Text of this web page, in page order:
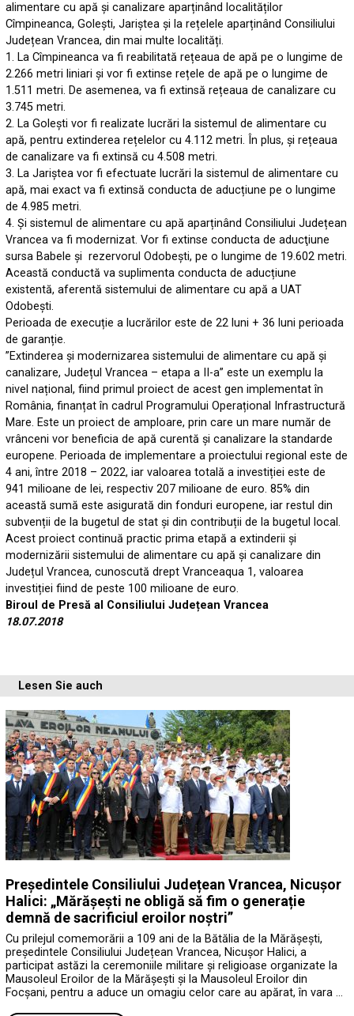
alimentare cu apă și canalizare aparținând localităților
Cîmpineanca, Golești, Jariștea și la rețelele aparținând Consiliului
Județean Vrancea, din mai multe localități.
1. La Cîmpineanca va fi reabilitată rețeaua de apă pe o lungime de
2.266 metri liniari și vor fi extinse rețele de apă pe o lungime de
1.511 metri. De asemenea, va fi extinsă rețeaua de canalizare cu
3.745 metri.
2. La Golești vor fi realizate lucrări la sistemul de alimentare cu
apă, pentru extinderea rețelelor cu 4.112 metri. În plus, și rețeaua
de canalizare va fi extinsă cu 4.508 metri.
3. La Jariștea vor fi efectuate lucrări la sistemul de alimentare cu
apă, mai exact va fi extinsă conducta de aducțiune pe o lungime
de 4.985 metri.
4. Și sistemul de alimentare cu apă aparținând Consiliului Județean
Vrancea va fi modernizat. Vor fi extinse conducta de aducţiune
sursa Babele și rezervorul Odobești, pe o lungime de 19.602 metri.
Această conductă va suplimenta conducta de aducțiune
existentă, aferentă sistemului de alimentare cu apă a UAT
Odobești.
Perioada de execuție a lucrărilor este de 22 luni + 36 luni perioada
de garanție.
”Extinderea și modernizarea sistemului de alimentare cu apă și
canalizare, Județul Vrancea – etapa a II-a” este un exemplu la
nivel național, fiind primul proiect de acest gen implementat în
România, finanțat în cadrul Programului Operațional Infrastructură
Mare. Este un proiect de amploare, prin care un mare număr de
vrânceni vor beneficia de apă curentă și canalizare la standarde
europene. Perioada de implementare a proiectului regional este de
4 ani, între 2018 – 2022, iar valoarea totală a investiției este de
941 milioane de lei, respectiv 207 milioane de euro. 85% din
această sumă este asigurată din fonduri europene, iar restul din
subvenții de la bugetul de stat și din contribuții de la bugetul local.
Acest proiect continuă practic prima etapă a extinderii și
modernizării sistemului de alimentare cu apă și canalizare din
Județul Vrancea, cunoscută drept Vranceaqua 1, valoarea
investiției fiind de peste 100 milioane de euro.
Biroul de Presă al Consiliului Județean Vrancea
18.07.2018
Lesen Sie auch
Președintele Consiliului Județean Vrancea, Nicușor
Halici: „Mărășești ne obligă să fim o generație
demnă de sacrificiul eroilor noștri”
Cu prilejul comemorării a 109 ani de la Bătălia de la Mărășești,
președintele Consiliului Județean Vrancea, Nicușor Halici, a
participat astăzi la ceremoniile militare și religioase organizate la
Mausoleul Eroilor de la Mărășești și la Mausoleul Eroilor din
Focșani, pentru a aduce un omagiu celor care au apărat, în vara …